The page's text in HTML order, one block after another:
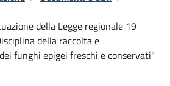
della Legge regionale 19
della raccolta e
funghi epigei freschi e conservati"